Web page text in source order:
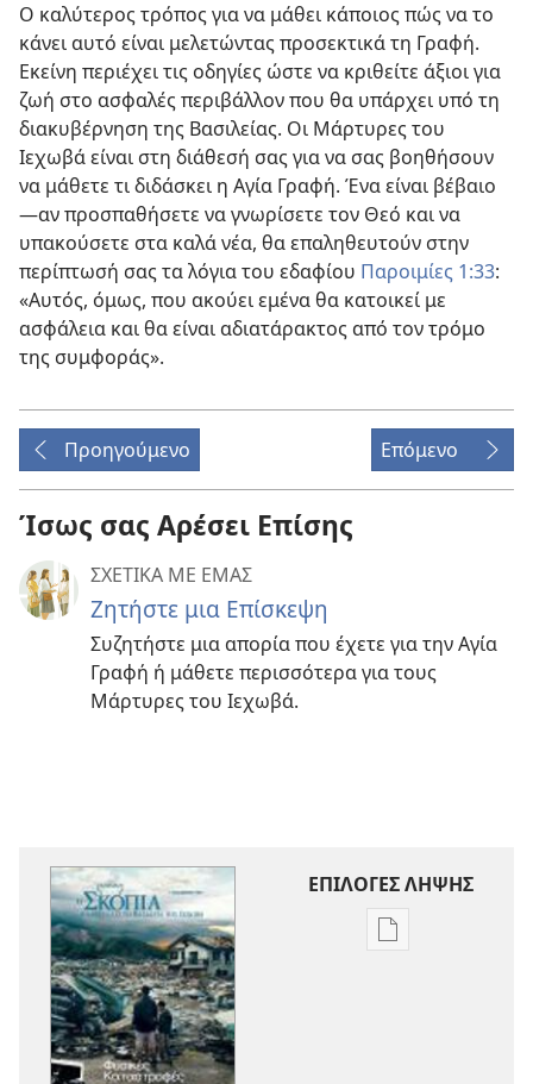
Ο καλύτερος τρόπος για να μάθει κάποιος πώς να το
κάνει αυτό είναι μελετώντας προσεκτικά τη Γραφή.
Εκείνη περιέχει τις οδηγίες ώστε να κριθείτε άξιοι για
ζωή στο ασφαλές περιβάλλον που θα υπάρχει υπό τη
διακυβέρνηση της Βασιλείας. Οι Μάρτυρες του
Ιεχωβά είναι στη διάθεσή σας για να σας βοηθήσουν
να μάθετε τι διδάσκει η Αγία Γραφή. Ένα είναι βέβαιο​
—αν προσπαθήσετε να γνωρίσετε τον Θεό και να
υπακούσετε στα καλά νέα, θα επαληθευτούν στην
περίπτωσή σας τα λόγια του εδαφίου Παροιμίες 1:33:
«Αυτός, όμως, που ακούει εμένα θα κατοικεί με
ασφάλεια και θα είναι αδιατάρακτος από τον τρόμο
της συμφοράς».
Προηγούμενο Επόμενο
Ίσως σας Αρέσει Επίσης
ΣΧΕΤΙΚΑ ΜΕ ΕΜΑΣ
Ζητήστε μια Επίσκεψη
Συζητήστε μια απορία που έχετε για την Αγία
Γραφή ή μάθετε περισσότερα για τους
Μάρτυρες του Ιεχωβά.
ΕΠΙΛΟΓΕΣ ΛΗΨΗΣ
Επιλογές